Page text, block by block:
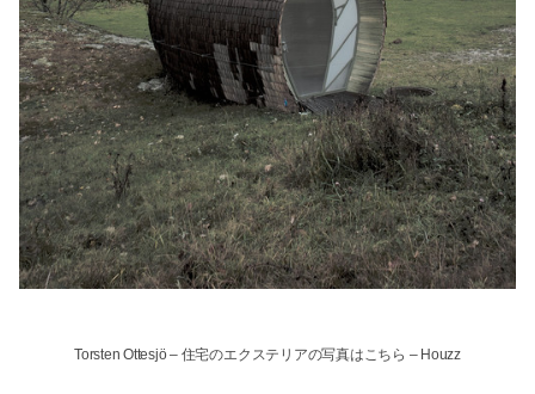
Torsten Ottesjö– 住宅のエクステリアの写真はこちら – Houzz